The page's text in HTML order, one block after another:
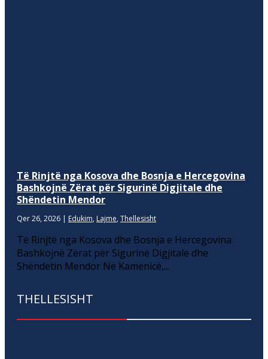
Të Rinjtë nga Kosova dhe Bosnja e Hercegovina
Bashkojnë Zërat për Sigurinë Digjitale dhe
Shëndetin Mendor
Qer 26, 2026 | Edukim, Lajme, Thellesisht
Të Rinjtë nga Kosova dhe Bosnja e Hercegovina
Bashkojnë Zërat për Sigurinë Digjitale dhe
Shëndetin Mendor Në Kamenicë,...
THELLESISHT